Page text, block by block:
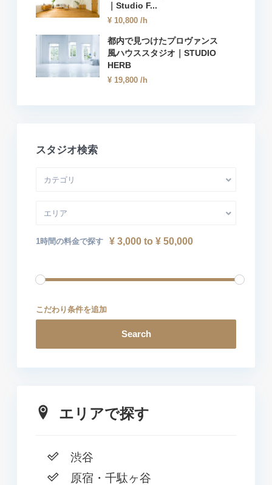
｜Studio F...
¥ 10,800 /h
都内で見つけたプロヴァンス
風ハウススタジオ｜STUDIO
HERB
¥ 19,800 /h
スタジオ検索
カテゴリ
エリア
1時間の料金で探す ¥ 3,000 to ¥ 50,000
こだわり条件を追加
Search
エリアで探す
渋谷
原宿・千駄ヶ谷